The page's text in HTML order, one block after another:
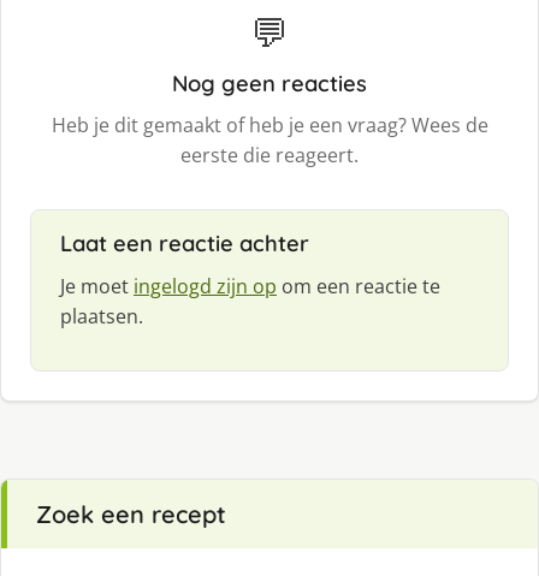
💬
Nog geen reacties
Heb je dit gemaakt of heb je een vraag? Wees de
eerste die reageert.
Laat een reactie achter
Je moet ingelogd zijn op om een reactie te
plaatsen.
Zoek een recept